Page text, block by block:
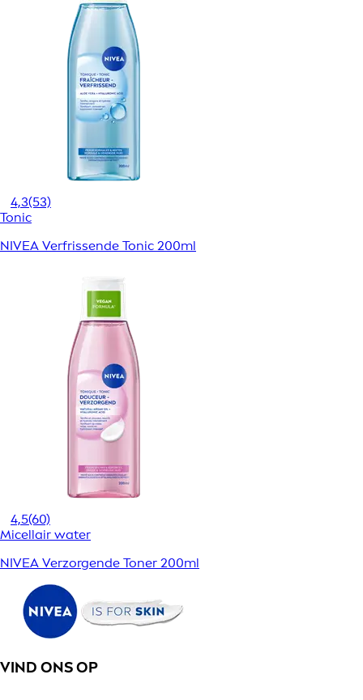
4,3(53)
Tonic
NIVEA Verfrissende Tonic 200ml
4,5(60)
Micellair water
NIVEA Verzorgende Toner 200ml
VIND ONS OP